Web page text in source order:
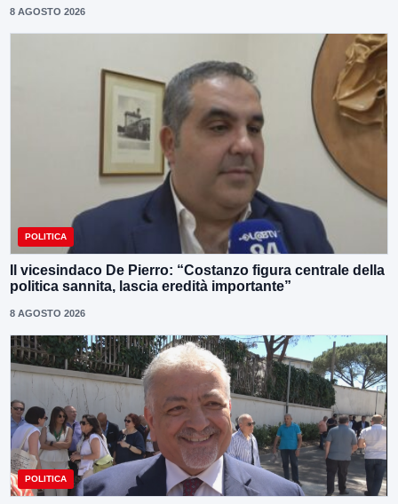
8 AGOSTO 2026
POLITICA
Il vicesindaco De Pierro: “Costanzo figura centrale della
politica sannita, lascia eredità importante”
8 AGOSTO 2026
POLITICA